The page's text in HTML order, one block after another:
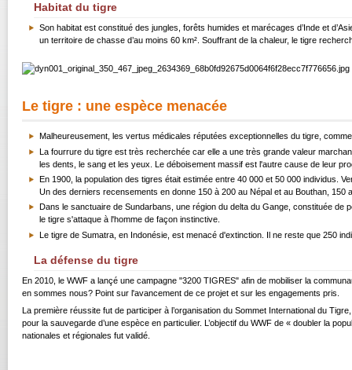
Habitat du tigre
Son habitat est constitué des jungles, forêts humides et marécages d’Inde et
un territoire de chasse d’au moins 60 km². Souffrant de la chaleur, le tigre
Le tigre : une espèce menacée
Malheureusement, les vertus médicales réputées exceptionnelles du tigre,
La fourrure du tigre est très recherchée car elle a une très grande valeur
les dents, le sang et les yeux. Le déboisement massif est l'autre cause de leur
En 1900, la population des tigres était estimée entre 40 000 et 50 000 individus.
Un des derniers recensements en donne 150 à 200 au Népal et au Bouthan,
Dans le sanctuaire de Sundarbans, une région du delta du Gange, constituée
le tigre s'attaque à l'homme de façon instinctive.
Le tigre de Sumatra, en Indonésie, est menacé d'extinction. Il ne reste que 250
La défense du tigre
En 2010, le WWF a lançé une campagne "3200 TIGRES" afin de mobiliser la
en sommes nous? Point sur l'avancement de ce projet et sur les engagements pris.
La première réussite fut de participer à l’organisation du Sommet International du
pour la sauvegarde d’une espèce en particulier. L’objectif du WWF de « doubler la
nationales et régionales fut validé.